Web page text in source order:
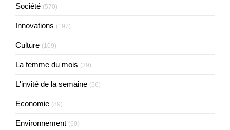
Société (570)
Innovations (197)
Culture (109)
La femme du mois (39)
L'invité de la semaine (56)
Economie (89)
Environnement (60)